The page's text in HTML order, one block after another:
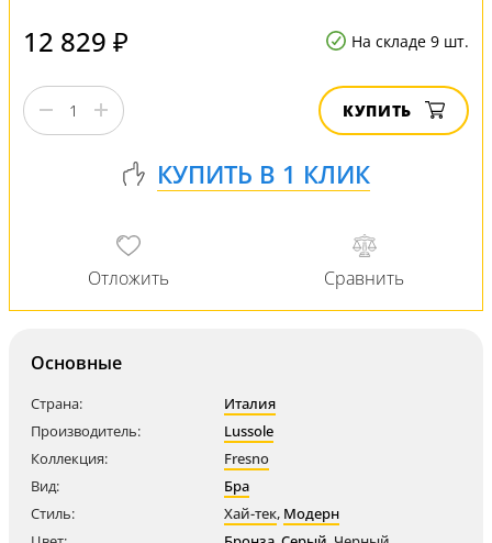
12 829 ₽ На складе 9 шт.
КУПИТЬ
Основные
Страна:
Италия
Производитель:
Lussole
Коллекция:
Fresno
Вид:
Бра
Стиль:
Хай-тек, Модерн